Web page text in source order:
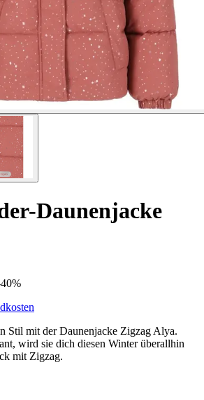
Daunenjacke
Stil mit der Daunenjacke Zigzag Alya.
wird sie dich diesen Winter überallhin
mit Zigzag.